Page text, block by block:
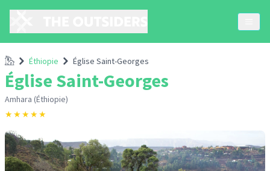
AccueilÉthiopie Église Saint-Georges
Église Saint-Georges
Amhara (Éthiopie)
★★★★★